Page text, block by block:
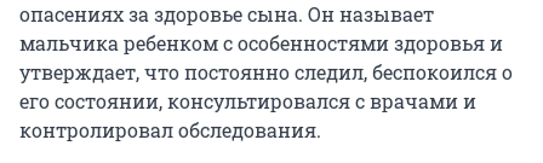
опасениях за здоровье сына. Он называет
мальчика ребенком с особенностями здоровья и
утверждает, что постоянно следил, беспокоился о
его состоянии, консультировался с врачами и
контролировал обследования.